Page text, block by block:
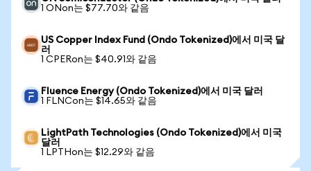
1 ONon는 $77.70와 같음
US Copper Index Fund (Ondo Tokenized)에서 미국 달
러
1 CPERon는 $40.91와 같음
Fluence Energy (Ondo Tokenized)에서 미국 달러
1 FLNCon는 $14.65와 같음
LightPath Technologies (Ondo Tokenized)에서 미국
달러
1 LPTHon는 $12.29와 같음